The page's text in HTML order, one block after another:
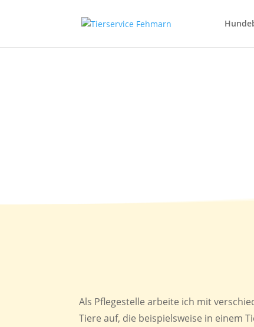
Als Pflegestelle arbeite ich mit
Tiere auf, die beispielsweise in einem